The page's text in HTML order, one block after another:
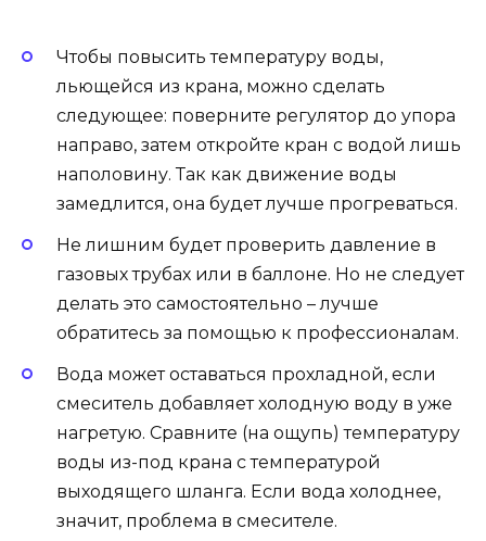
Чтобы повысить температуру воды,
льющейся из крана, можно сделать
следующее: поверните регулятор до упора
направо, затем откройте кран с водой лишь
наполовину. Так как движение воды
замедлится, она будет лучше прогреваться.
Не лишним будет проверить давление в
газовых трубах или в баллоне. Но не следует
делать это самостоятельно – лучше
обратитесь за помощью к профессионалам.
Вода может оставаться прохладной, если
смеситель добавляет холодную воду в уже
нагретую. Сравните (на ощупь) температуру
воды из-под крана с температурой
выходящего шланга. Если вода холоднее,
значит, проблема в смесителе.